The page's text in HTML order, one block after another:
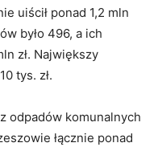
uiścił ponad 1,2 mln
było 496, a ich
zł. Największy
tys. zł.
odpadów komunalnych
łącznie ponad